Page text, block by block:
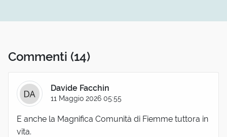
Commenti (14)
Davide Facchin
11 Maggio 2026 05:55
E anche la Magnifica Comunità di Fiemme tuttora in
vita.